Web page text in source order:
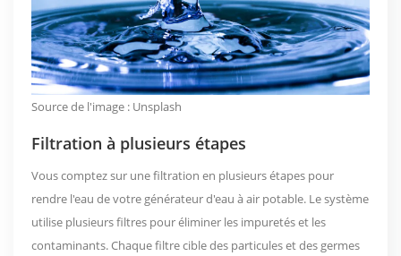
Source de l'image : Unsplash
Filtration à plusieurs étapes
Vous comptez sur une filtration en plusieurs étapes pour
rendre l'eau de votre générateur d'eau à air potable. Le système
utilise plusieurs filtres pour éliminer les impuretés et les
contaminants. Chaque filtre cible des particules et des germes